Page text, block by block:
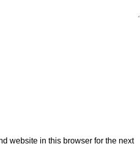
website in this browser for the next